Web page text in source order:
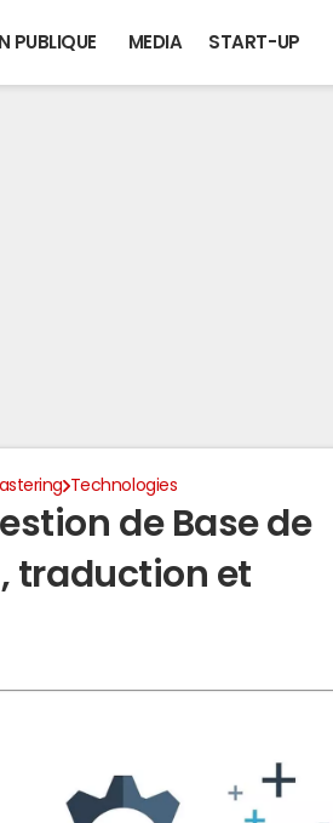
PUBLIQUE MEDIA START-UP
Technologies
de Base de
traduction et